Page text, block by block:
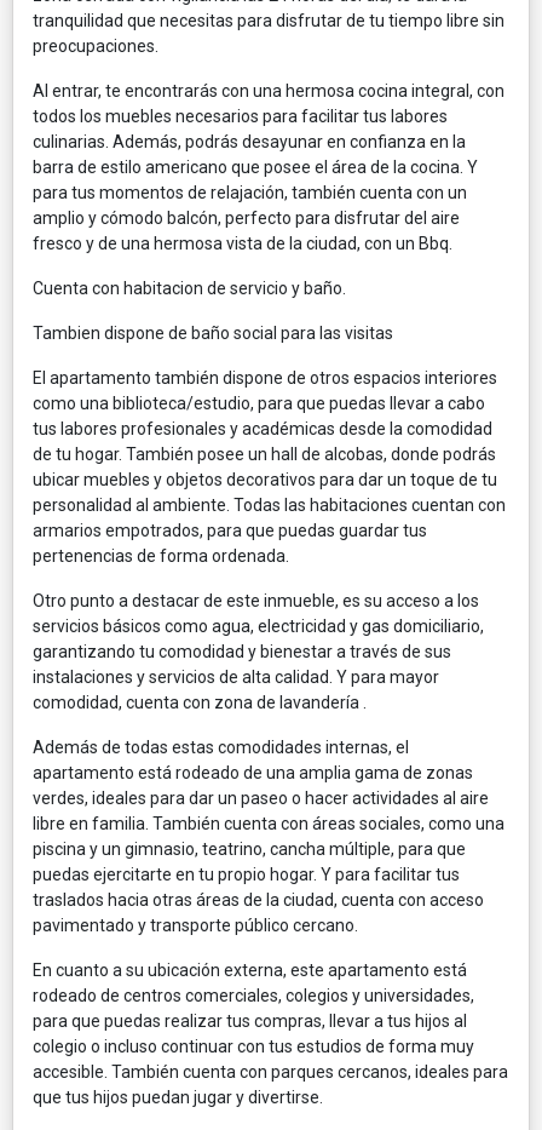
tranquilidad que necesitas para disfrutar de tu tiempo libre sin
preocupaciones.
Al entrar, te encontrarás con una hermosa cocina integral, con
todos los muebles necesarios para facilitar tus labores
culinarias. Además, podrás desayunar en confianza en la
barra de estilo americano que posee el área de la cocina. Y
para tus momentos de relajación, también cuenta con un
amplio y cómodo balcón, perfecto para disfrutar del aire
fresco y de una hermosa vista de la ciudad, con un Bbq.
Cuenta con habitacion de servicio y baño.
Tambien dispone de baño social para las visitas
El apartamento también dispone de otros espacios interiores
como una biblioteca/estudio, para que puedas llevar a cabo
tus labores profesionales y académicas desde la comodidad
de tu hogar. También posee un hall de alcobas, donde podrás
ubicar muebles y objetos decorativos para dar un toque de tu
personalidad al ambiente. Todas las habitaciones cuentan con
armarios empotrados, para que puedas guardar tus
pertenencias de forma ordenada.
Otro punto a destacar de este inmueble, es su acceso a los
servicios básicos como agua, electricidad y gas domiciliario,
garantizando tu comodidad y bienestar a través de sus
instalaciones y servicios de alta calidad. Y para mayor
comodidad, cuenta con zona de lavandería .
Además de todas estas comodidades internas, el
apartamento está rodeado de una amplia gama de zonas
verdes, ideales para dar un paseo o hacer actividades al aire
libre en familia. También cuenta con áreas sociales, como una
piscina y un gimnasio, teatrino, cancha múltiple, para que
puedas ejercitarte en tu propio hogar. Y para facilitar tus
traslados hacia otras áreas de la ciudad, cuenta con acceso
pavimentado y transporte público cercano.
En cuanto a su ubicación externa, este apartamento está
rodeado de centros comerciales, colegios y universidades,
para que puedas realizar tus compras, llevar a tus hijos al
colegio o incluso continuar con tus estudios de forma muy
accesible. También cuenta con parques cercanos, ideales para
que tus hijos puedan jugar y divertirse.